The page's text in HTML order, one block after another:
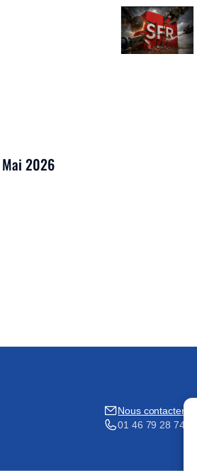
2026
Nous contacter
01 46 79 28 74